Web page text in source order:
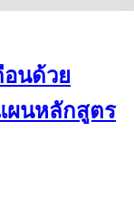
อนด้วย
ผนหลักสูตร